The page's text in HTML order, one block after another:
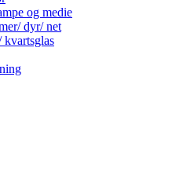
og medie
dyr/ net